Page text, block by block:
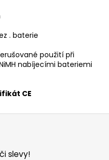
. baterie
použití při
nabíjecími bateriemi
CE
slevy!